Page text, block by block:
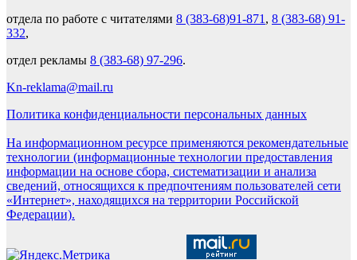
отдела по работе с читателями 8 (383-68)91-871 , 8 (383-68) 91-
332,
отдел рекламы 8 (383-68) 97-296.
Kn-reklama@mail.ru
Политика конфиденциальности персональных данных
На информационном ресурсе применяются рекомендательные
технологии (информационные технологии предоставления
информации на основе сбора, систематизации и анализа
сведений, относящихся к предпочтениям пользователей сети
«Интернет», находящихся на территории Российской
Федерации).